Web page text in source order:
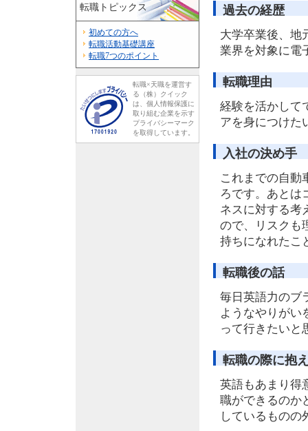
過去の経歴
大学卒業後、地
業界を対象に電
転職理由
経験を活かして
アを身につけた
入社の決め手
これまでの自動
ろです。あとは
ネスに対する考
ので、リスクも
持ちになれたこ
転職後の話
毎日英語力のブ
ようなやりがい
って行きたいと
転職の際に抱
英語もあまり得
職ができるのか
しているものの
転職トピックス
初めての方へ
転職活動基礎講座
転職7つのポイント
転職×天職を運営す
る（株）クイック
は、個人情報保護に
取り組む企業を示す
プライバシーマーク
を取得しています。